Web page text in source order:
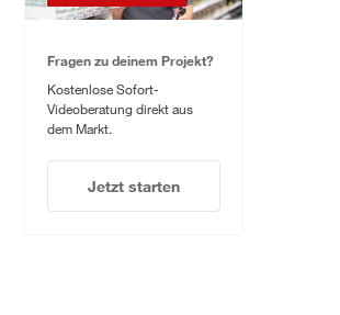
Fragen zu deinem Projekt?
Kostenlose Sofort-
Videoberatung direkt aus
dem Markt.
Jetzt starten